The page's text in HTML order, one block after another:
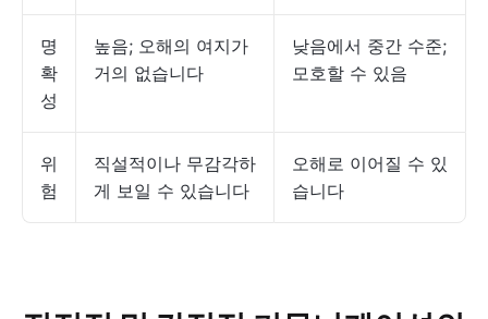
명
확
성
높음; 오해의 여지가
거의 없습니다
낮음에서 중간 수준;
모호할 수 있음
위
험
직설적이나 무감각하
게 보일 수 있습니다
오해로 이어질 수 있
습니다